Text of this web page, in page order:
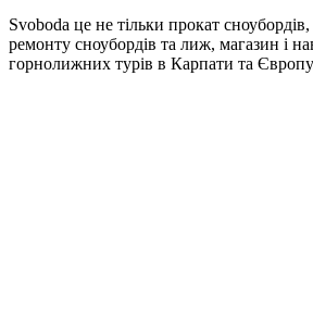
Svoboda це не тільки прокат
ремонту сноубордів та лиж, магазин і
горнолижних турів в Карпати та